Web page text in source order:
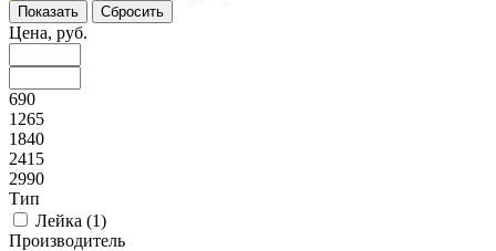
Цена, руб.
690
1265
1840
2415
2990
Тип
Лейка (1)
Производитель